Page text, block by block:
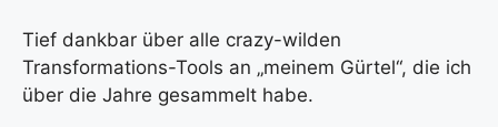
Tief dankbar über alle crazy-wilden
Transformations-Tools an „meinem Gürtel“, die ich
über die Jahre gesammelt habe.